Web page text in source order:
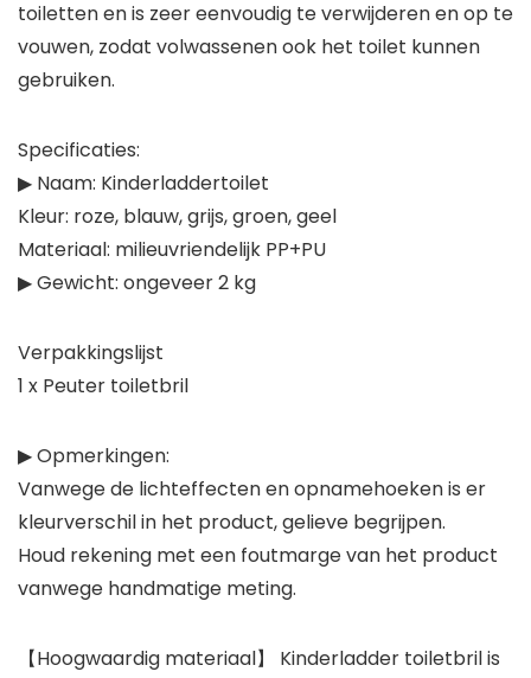
toiletten en is zeer eenvoudig te verwijderen en op te
vouwen, zodat volwassenen ook het toilet kunnen
gebruiken.
Specificaties:
▶ Naam: Kinderladdertoilet
Kleur: roze, blauw, grijs, groen, geel
Materiaal: milieuvriendelijk PP+PU
▶ Gewicht: ongeveer 2 kg
Verpakkingslijst
1 x Peuter toiletbril
▶ Opmerkingen:
Vanwege de lichteffecten en opnamehoeken is er
kleurverschil in het product, gelieve begrijpen.
Houd rekening met een foutmarge van het product
vanwege handmatige meting.
【Hoogwaardig materiaal】 Kinderladder toiletbril is